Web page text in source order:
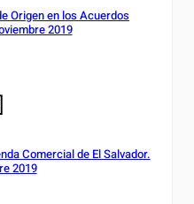
Origen en los Acuerdos
2019
Comercial de El Salvador.
2019